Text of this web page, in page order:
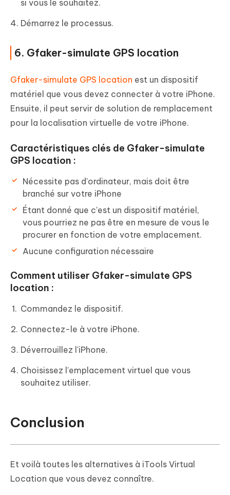
si vous le souhaitez.
Démarrez le processus.
6. Gfaker-simulate GPS location
Gfaker-simulate GPS location est un dispositif
matériel que vous devez connecter à votre iPhone.
Ensuite, il peut servir de solution de remplacement
pour la localisation virtuelle de votre iPhone.
Caractéristiques clés de Gfaker-simulate
GPS location :
Nécessite pas d'ordinateur, mais doit être
branché sur votre iPhone
Étant donné que c'est un dispositif matériel,
vous pourriez ne pas être en mesure de vous le
procurer en fonction de votre emplacement.
Aucune configuration nécessaire
Comment utiliser Gfaker-simulate GPS
location :
Commandez le dispositif.
Connectez-le à votre iPhone.
Déverrouillez l'iPhone.
Choisissez l'emplacement virtuel que vous
souhaitez utiliser.
Conclusion
Et voilà toutes les alternatives à iTools Virtual
Location que vous devez connaître.